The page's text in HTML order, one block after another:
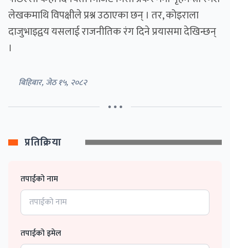
लेखकमाथि विपक्षीले प्रश्न उठाएका छन् । तर, कोइराला
दाजुभाइद्वय यसलाई राजनीतिक रंग दिने प्रयासमा देखिन्छन्
।
बिहिबार, जेठ १५, २०८२
• • •
प्रतिक्रिया
तपाईको नाम
तपाईको इमेल